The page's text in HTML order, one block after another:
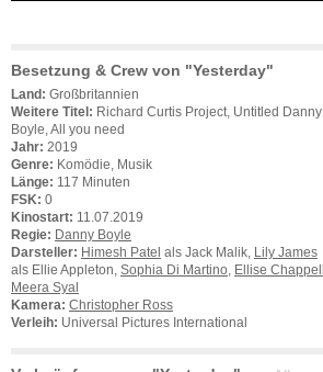
Besetzung & Crew von "Yesterday"
Land: Großbritannien
Weitere Titel: Richard Curtis Project, Untitled Danny
Boyle, All you need
Jahr: 2019
Genre: Komödie, Musik
Länge: 117 Minuten
FSK: 0
Kinostart: 11.07.2019
Regie: Danny Boyle
Darsteller: Himesh Patel als Jack Malik,
Lily James
als Ellie Appleton, Sophia Di Martino Ellise Chappell
Meera Syal
Kamera: Christopher Ross
Verleih: Universal Pictures International